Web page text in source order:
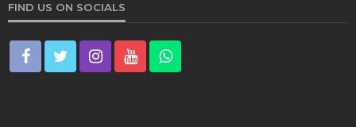
FIND US ON SOCIALS